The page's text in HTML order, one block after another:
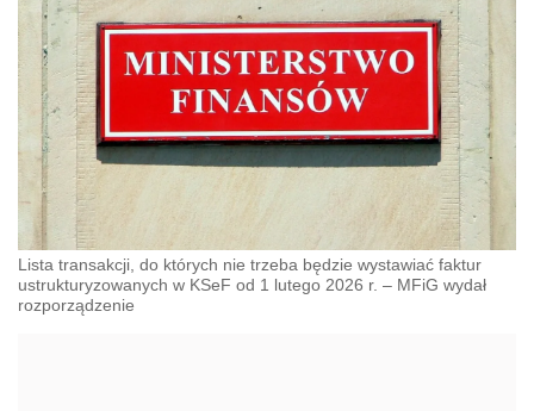
Lista transakcji, do których nie trzeba będzie wystawiać faktur
ustrukturyzowanych w KSeF od 1 lutego 2026 r. – MFiG wydał
rozporządzenie